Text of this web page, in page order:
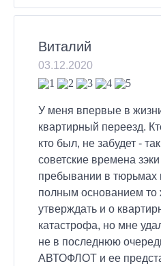
Виталий
03.12.2020
У меня впервые в
квартирный переезд.
кто был, не забудет -
советские времена
пребывании в тюрьмах
полным основанием
утверждать и о
катастрофа, но мне
не в последнюю
АВТОФЛОТ и ее